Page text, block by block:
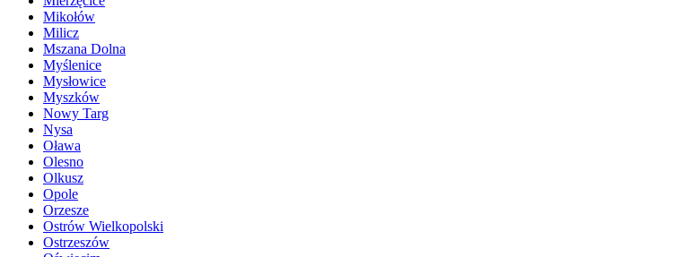
Mikołów
Milicz
Mszana Dolna
Myślenice
Mysłowice
Myszków
Nowy Targ
Nysa
Oława
Olesno
Olkusz
Opole
Orzesze
Ostrów Wielkopolski
Ostrzeszów